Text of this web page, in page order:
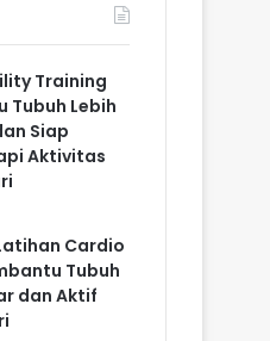
Training
Tubuh Lebih
Siap
Aktivitas
Cardio
Tubuh
dan Aktif